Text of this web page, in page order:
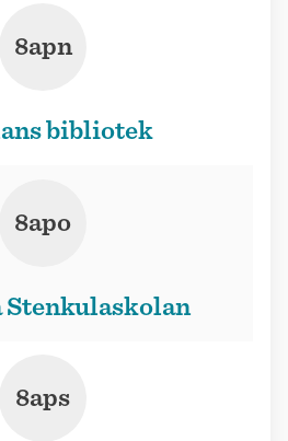
8apn
bibliotek
8apo
8aps